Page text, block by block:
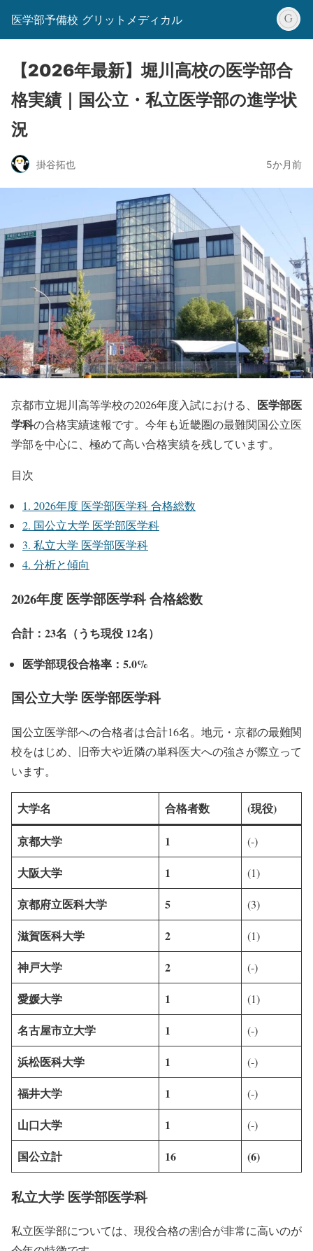
医学部予備校 グリットメディカル
【2026年最新】堀川高校の医学部合
格実績｜国公立・私立医学部の進学状
況
掛谷拓也 5か月前
京都市立堀川高等学校の2026年度入試における、 医学部医
学科の合格実績速報です。今年も近畿圏の最難関国公立医
学部を中心に、極めて高い合格実績を残しています。
目次
1. 2026年度 医学部医学科 合格総数
2. 国公立大学 医学部医学科
3. 私立大学 医学部医学科
4. 分析と傾向
2026年度 医学部医学科 合格総数
合計：23名（うち現役 12名）
医学部現役合格率：5.0%
国公立大学 医学部医学科
国公立医学部への合格者は合計16名。地元・京都の最難関
校をはじめ、旧帝大や近隣の単科医大への強さが際立って
います。
大学名 合格者数 (現役)
京都大学 1 (-)
大阪大学 1 (1)
京都府立医科大学 5 (3)
滋賀医科大学 2 (1)
神戸大学 2 (-)
愛媛大学 1 (1)
名古屋市立大学 1 (-)
浜松医科大学 1 (-)
福井大学 1 (-)
山口大学 1 (-)
国公立計 16 (6)
私立大学 医学部医学科
私立医学部については、現役合格の割合が非常に高いのが